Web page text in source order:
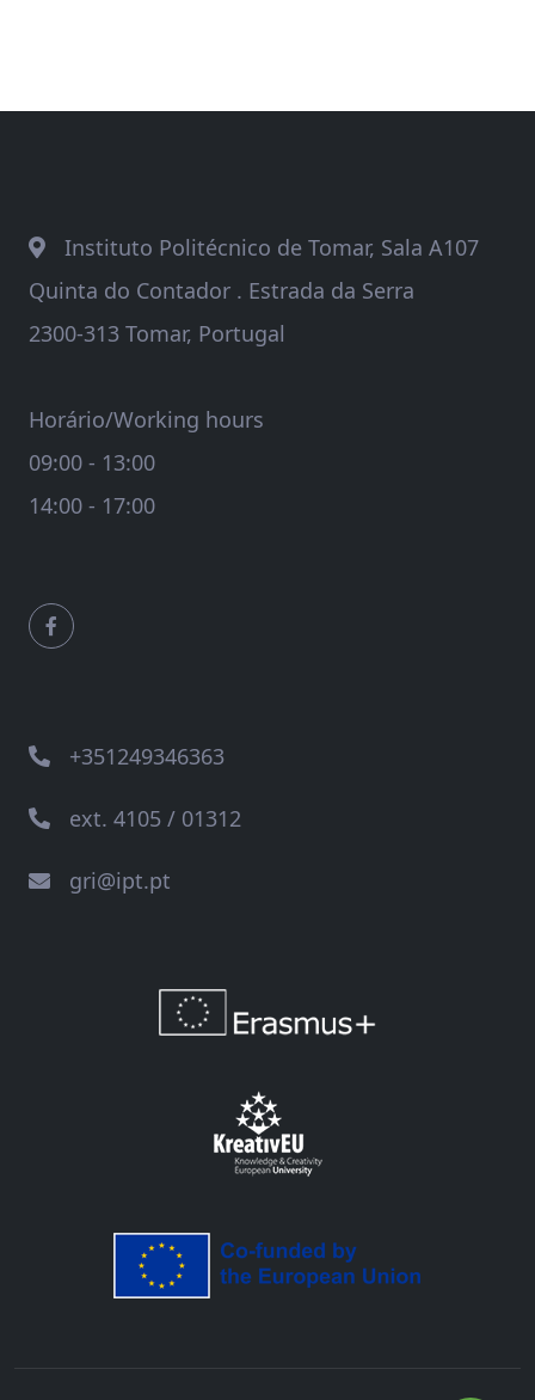
Instituto Politécnico de Tomar, Sala A107
Quinta do Contador . Estrada da Serra
2300-313 Tomar, Portugal
Horário/Working hours
09:00 - 13:00
14:00 - 17:00
+351249346363
ext. 4105 / 01312
gri@ipt.pt